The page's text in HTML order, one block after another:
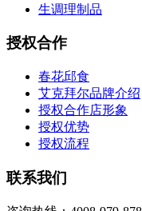
生调理制品
授权合作
春花邱食
艾克拜尔品牌介绍
授权合作店形象
授权优势
授权流程
联系我们